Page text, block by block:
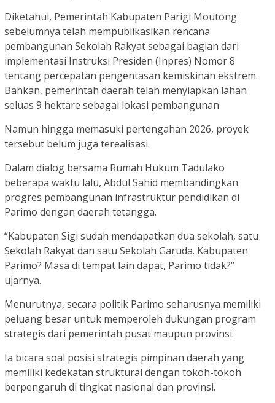
Diketahui, Pemerintah Kabupaten Parigi Moutong
sebelumnya telah mempublikasikan rencana
pembangunan Sekolah Rakyat sebagai bagian dari
implementasi Instruksi Presiden (Inpres) Nomor 8
tentang percepatan pengentasan kemiskinan ekstrem.
Bahkan, pemerintah daerah telah menyiapkan lahan
seluas 9 hektare sebagai lokasi pembangunan.
Namun hingga memasuki pertengahan 2026, proyek
tersebut belum juga terealisasi.
Dalam dialog bersama Rumah Hukum Tadulako
beberapa waktu lalu, Abdul Sahid membandingkan
progres pembangunan infrastruktur pendidikan di
Parimo dengan daerah tetangga.
“Kabupaten Sigi sudah mendapatkan dua sekolah, satu
Sekolah Rakyat dan satu Sekolah Garuda. Kabupaten
Parimo? Masa di tempat lain dapat, Parimo tidak?”
ujarnya.
Menurutnya, secara politik Parimo seharusnya memiliki
peluang besar untuk memperoleh dukungan program
strategis dari pemerintah pusat maupun provinsi.
Ia bicara soal posisi strategis pimpinan daerah yang
memiliki kedekatan struktural dengan tokoh-tokoh
berpengaruh di tingkat nasional dan provinsi.